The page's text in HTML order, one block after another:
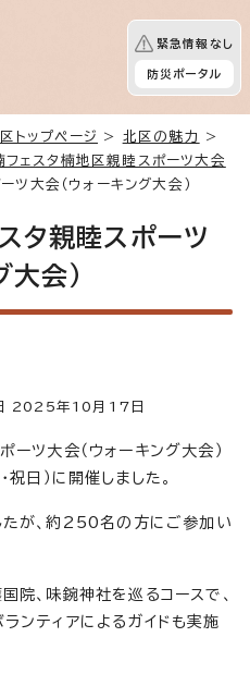
緊急情報なし
防災ポータル
トップページ > 北区の魅力
>
フェスタ楠地区親睦スポーツ大会
大会（ウォーキング大会）
タ親睦スポーツ
大会）
2025年10月17日
ツ大会（ウォーキング大会）
日）に開催しました。
たが、約250名の方にご参加い
院、味鋺神社を巡るコースで、
ンティアによるガイドも実施